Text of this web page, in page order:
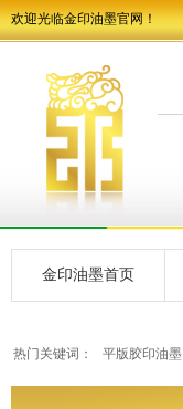
欢迎光临金印油墨官网！
金印油墨首页
热门关键词： 平版胶印油墨